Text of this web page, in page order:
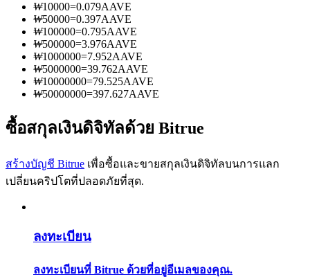
ข้อมูล
การวิเคราะห์ข้อมูลขนาดใหญ่ รวมถึงข้อมูลการค้า ฯลฯ
₩10000=0.079AAVE
₩50000=0.397AAVE
₩100000=0.795AAVE
₩500000=3.976AAVE
₩1000000=7.952AAVE
₩5000000=39.762AAVE
₩10000000=79.525AAVE
₩50000000=397.627AAVE
ซื้อสกุลเงินดิจิทัลด้วย Bitrue
สร้างบัญชี Bitrue เพื่อซื้อและขายสกุลเงินดิจิทัลบนการแลก
เปลี่ยนคริปโตที่ปลอดภัยที่สุด.
ลงทะเบียน
ลงทะเบียนที่ Bitrue ด้วยที่อยู่อีเมลของคุณ.